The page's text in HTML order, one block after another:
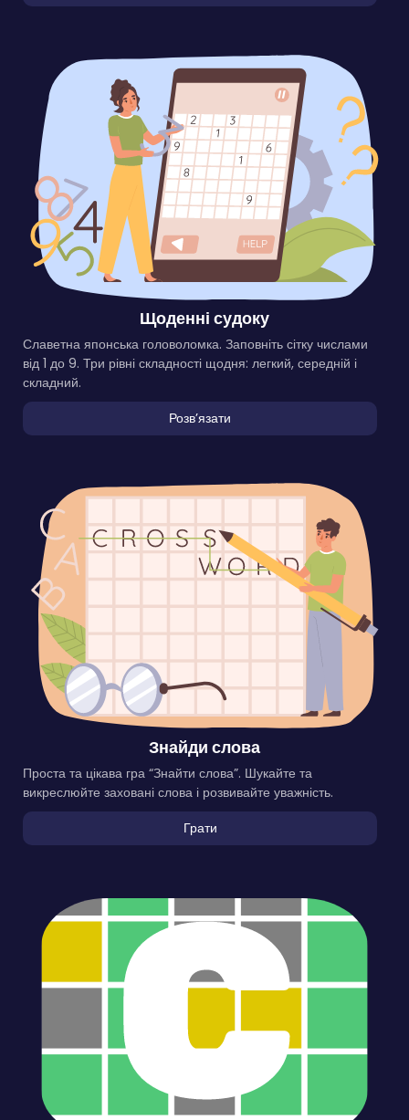
Щоденні судоку
Славетна японська головоломка. Заповніть сітку числами
від 1 до 9. Три рівні складності щодня: легкий, середній і
складний.
Розвʼязати
Знайди слова
Проста та цікава гра “Знайти слова”. Шукайте та
викреслюйте заховані слова і розвивайте уважність.
Грати